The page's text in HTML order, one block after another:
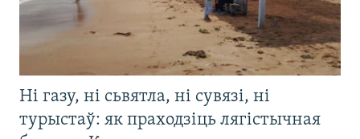
Ні газу, ні сьвятла, ні сувязі, ні
турыстаў: як праходзіць лягістычная